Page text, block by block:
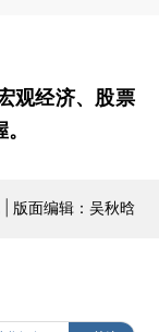
观经济、股票
版面编辑：吴秋晗